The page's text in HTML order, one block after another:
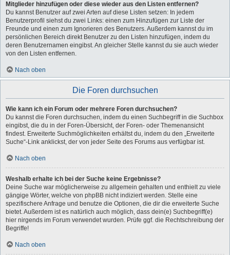
Mitglieder hinzufügen oder diese wieder aus den Listen entfernen?
Du kannst Benutzer auf zwei Arten auf diese Listen setzen: In jedem
Benutzerprofil siehst du zwei Links: einen zum Hinzufügen zur Liste der
Freunde und einen zum Ignorieren des Benutzers. Außerdem kannst du im
persönlichen Bereich direkt Benutzer zu den Listen hinzufügen, indem du
deren Benutzernamen eingibst. An gleicher Stelle kannst du sie auch wieder
von den Listen entfernen.
Nach oben
Die Foren durchsuchen
Wie kann ich ein Forum oder mehrere Foren durchsuchen?
Du kannst die Foren durchsuchen, indem du einen Suchbegriff in die Suchbox
eingibst, die du in der Foren-Übersicht, der Foren- oder Themenansicht
findest. Erweiterte Suchmöglichkeiten erhältst du, indem du den „Erweiterte
Suche“-Link anklickst, der von jeder Seite des Forums aus verfügbar ist.
Nach oben
Weshalb erhalte ich bei der Suche keine Ergebnisse?
Deine Suche war möglicherweise zu allgemein gehalten und enthielt zu viele
gängige Wörter, welche von phpBB nicht indiziert werden. Stelle eine
spezifischere Anfrage und benutze die Optionen, die dir die erweiterte Suche
bietet. Außerdem ist es natürlich auch möglich, dass dein(e) Suchbegriff(e)
hier nirgends im Forum verwendet wurden. Prüfe ggf. die Rechtschreibung der
Begriffe!
Nach oben